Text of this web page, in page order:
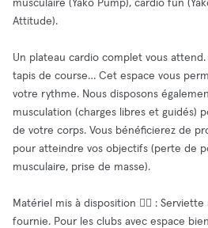
musculaire (Yako Pump), cardio fun
Attitude).
Un plateau cardio complet vous
tapis de course… Cet espace vous
votre rythme. Nous disposons
musculation (charges libres et guidés)
de votre corps. Vous bénéficierez de
pour atteindre vos objectifs (perte de
musculaire, prise de masse).
Matériel mis à disposition 🧘‍♂️ :
fournie. Pour les clubs avec espace